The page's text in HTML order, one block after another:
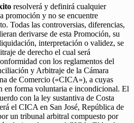
resolverá y definirá cualquier
promoción y no se encuentre
Todas las controversias, diferencias,
derivarse de esta Promoción, su
interpretación o validez, se
de derecho el cual será
con los reglamentos del
y Arbitraje de la Cámara
de Comercio («CICA»), a cuyas
en forma voluntaria e incondicional. El
con la ley sustantiva de Costa
el CICA en San José, República de
un tribunal arbitral compuesto por